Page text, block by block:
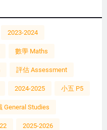
2023-2024
數學 Maths
評估 Assessment
2024-2025 小五 P5
General Studies
2025-2026